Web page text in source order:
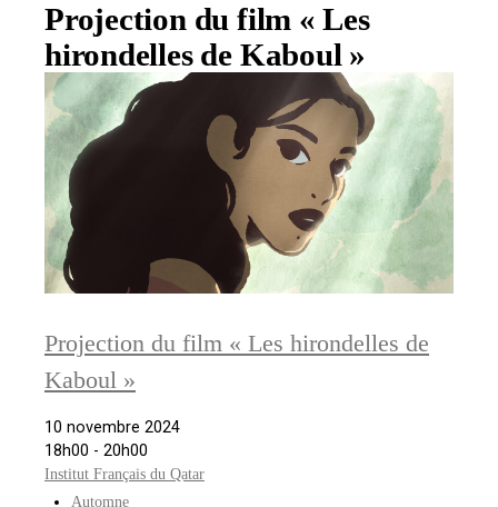
Projection du film « Les
hirondelles de Kaboul »
Projection du film « Les hirondelles de
Kaboul »
10 novembre 2024
18h00 - 20h00
Institut Français du Qatar
Automne